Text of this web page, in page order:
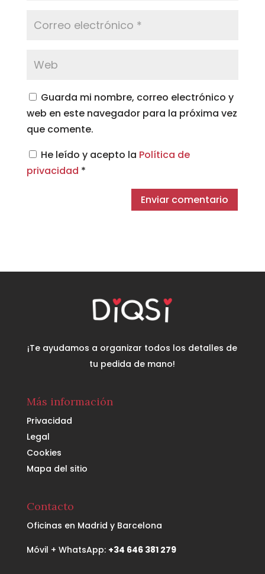
Guarda mi nombre, correo electrónico y
web en este navegador para la próxima vez
que comente.
He leído y acepto la Política de
privacidad *
¡Te ayudamos a organizar todos los detalles de
tu pedida de mano!
Más información
Privacidad
Legal
Cookies
Mapa del sitio
Contacto
Oficinas en Madrid y Barcelona
Móvil + WhatsApp: +34 646 381 279‬